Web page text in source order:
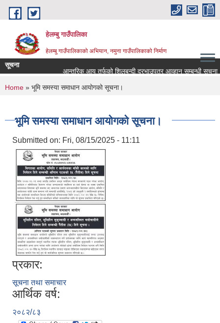
Skip to main content
हेलम्बु गाउँपालिका
हेलम्बु गाउँपालिकाको अभियान, नमुना गाउँपालिकाको निर्माण
सूचना
आन्तरिक आय तर्फको शिलबन्दी दरभाउपत्र आव्हान सम्बन्धी सूचना।
You are here
Home » भूमि समस्या समाधान आयोगको सूचना।
भूमि समस्या समाधान आयोगको सूचना।
Submitted on: Fri, 08/15/2025 - 11:11
प्रकार:
सूचना तथा समाचार
आर्थिक वर्ष:
२०८२/८३